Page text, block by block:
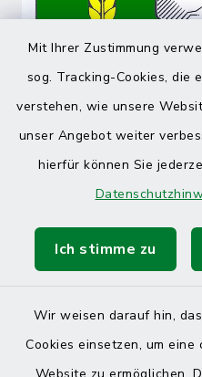
Mit Ihrer Zustimmung
sog. Tracking-Cookies, die
verstehen, wie unsere
unser Angebot weiter
hierfür können Sie
Ich stimme zu
Wir weisen darauf hin,
Cookies einsetzen, um